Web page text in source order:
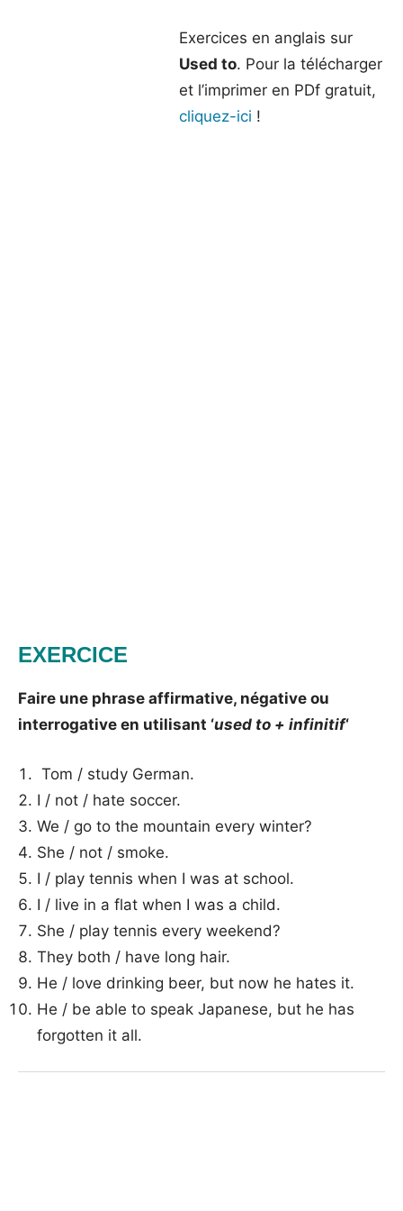
Exercices en anglais sur
Used to. Pour la télécharger
et l’imprimer en PDf gratuit,
cliquez-ici !
EXERCICE
Faire une phrase affirmative, négative ou
interrogative en utilisant ‘used to + infinitif‘
Tom / study German.
I / not / hate soccer.
We / go to the mountain every winter?
She / not / smoke.
I / play tennis when I was at school.
I / live in a flat when I was a child.
She / play tennis every weekend?
They both / have long hair.
He / love drinking beer, but now he hates it.
He / be able to speak Japanese, but he has
forgotten it all.